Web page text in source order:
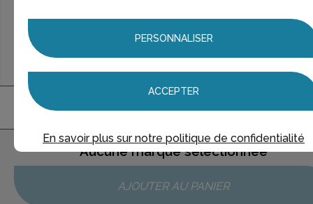
marquetrouvée
Aucune marque sélectionnée
AJOUTER AU PANIER
PERSONNALISER
ACCEPTER
En savoir plus sur notre politique de confidentialité